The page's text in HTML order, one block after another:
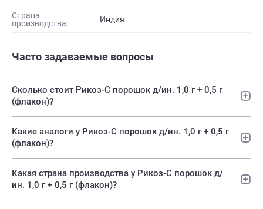
Страна
производства:
Индия
Часто задаваемые вопросы
Сколько стоит Рикоз-С порошок д/ин. 1,0 г + 0,5 г
(флакон)?
Какие аналоги у Рикоз-С порошок д/ин. 1,0 г + 0,5 г
(флакон)?
Какая страна производства у Рикоз-С порошок д/
ин. 1,0 г + 0,5 г (флакон)?